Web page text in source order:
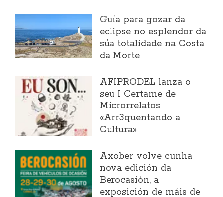
Guía para gozar da
eclipse no esplendor da
súa totalidade na Costa
da Morte
AFIPRODEL lanza o
seu I Certame de
Microrrelatos
«Arr3quentando a
Cultura»
Axober volve cunha
nova edición da
Berocasión, a
exposición de máis de